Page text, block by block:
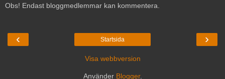
Obs! Endast bloggmedlemmar kan kommentera.
‹ ›
Startsida
Visa webbversion
Använder Blogger.